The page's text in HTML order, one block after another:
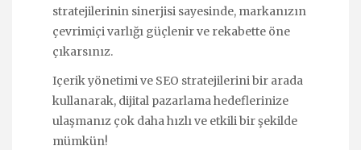
stratejilerinin sinerjisi sayesinde, markanızın
çevrimiçi varlığı güçlenir ve rekabette öne
çıkarsınız.
Içerik yönetimi ve SEO stratejilerini bir arada
kullanarak, dijital pazarlama hedeflerinize
ulaşmanız çok daha hızlı ve etkili bir şekilde
mümkün!